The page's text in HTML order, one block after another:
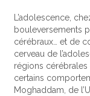
L’adolescence,
bouleversements
cérébraux… et de
cerveau de
régions
certains
Moghaddam, de